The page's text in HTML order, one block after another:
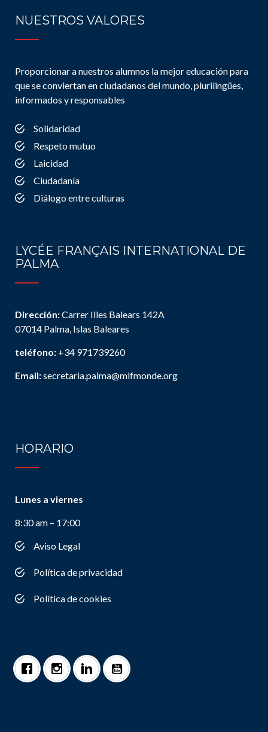
NUESTROS VALORES
Proporcionar a nuestros alumnos la mejor educación para
que se conviertan en ciudadanos del mundo, plurilingües,
informados y responsables
Solidaridad
Respeto mutuo
Laicidad
Ciudadanía
Diálogo entre culturas
LYCÉE FRANÇAIS INTERNATIONAL DE
PALMA
Dirección:Carrer Illes Balears 142A
07014 Palma, Islas Baleares
teléfono: +34 971739260
Email:secretaria.palma@mlfmonde.org
HORARIO
Lunes a viernes
8:30 am – 17:00
Aviso Legal
Política de privacidad
Política de cookies